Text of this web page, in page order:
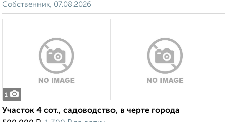
Собственник, 07.08.2026
1
Участок 4 сот., садоводство, в черте города